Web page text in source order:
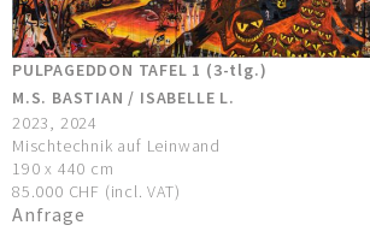
PULPAGEDDON TAFEL 1 (3-tlg.)
M.S. BASTIAN / ISABELLE L.
2023, 2024
Mischtechnik auf Leinwand
190 x 440 cm
85.000 CHF (incl. VAT)
Anfrage